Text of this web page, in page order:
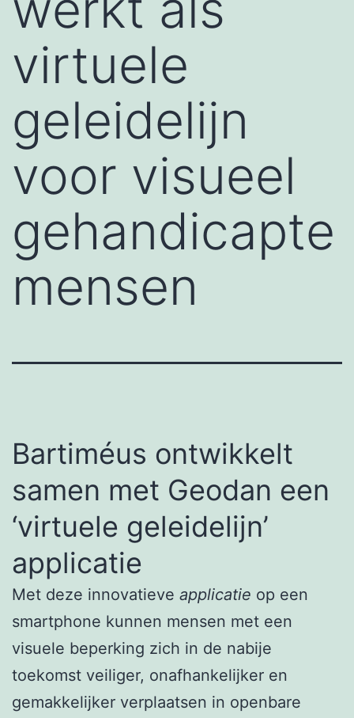
virtuele
geleidelijn
voor visueel
gehandicapte
mensen
Bartiméus ontwikkelt
samen met Geodan een
‘virtuele geleidelijn’
applicatie
Met deze innovatieve applicatie op een
smartphone kunnen mensen met een
visuele beperking zich in de nabije
toekomst veiliger, onafhankelijker en
gemakkelijker verplaatsen in openbare